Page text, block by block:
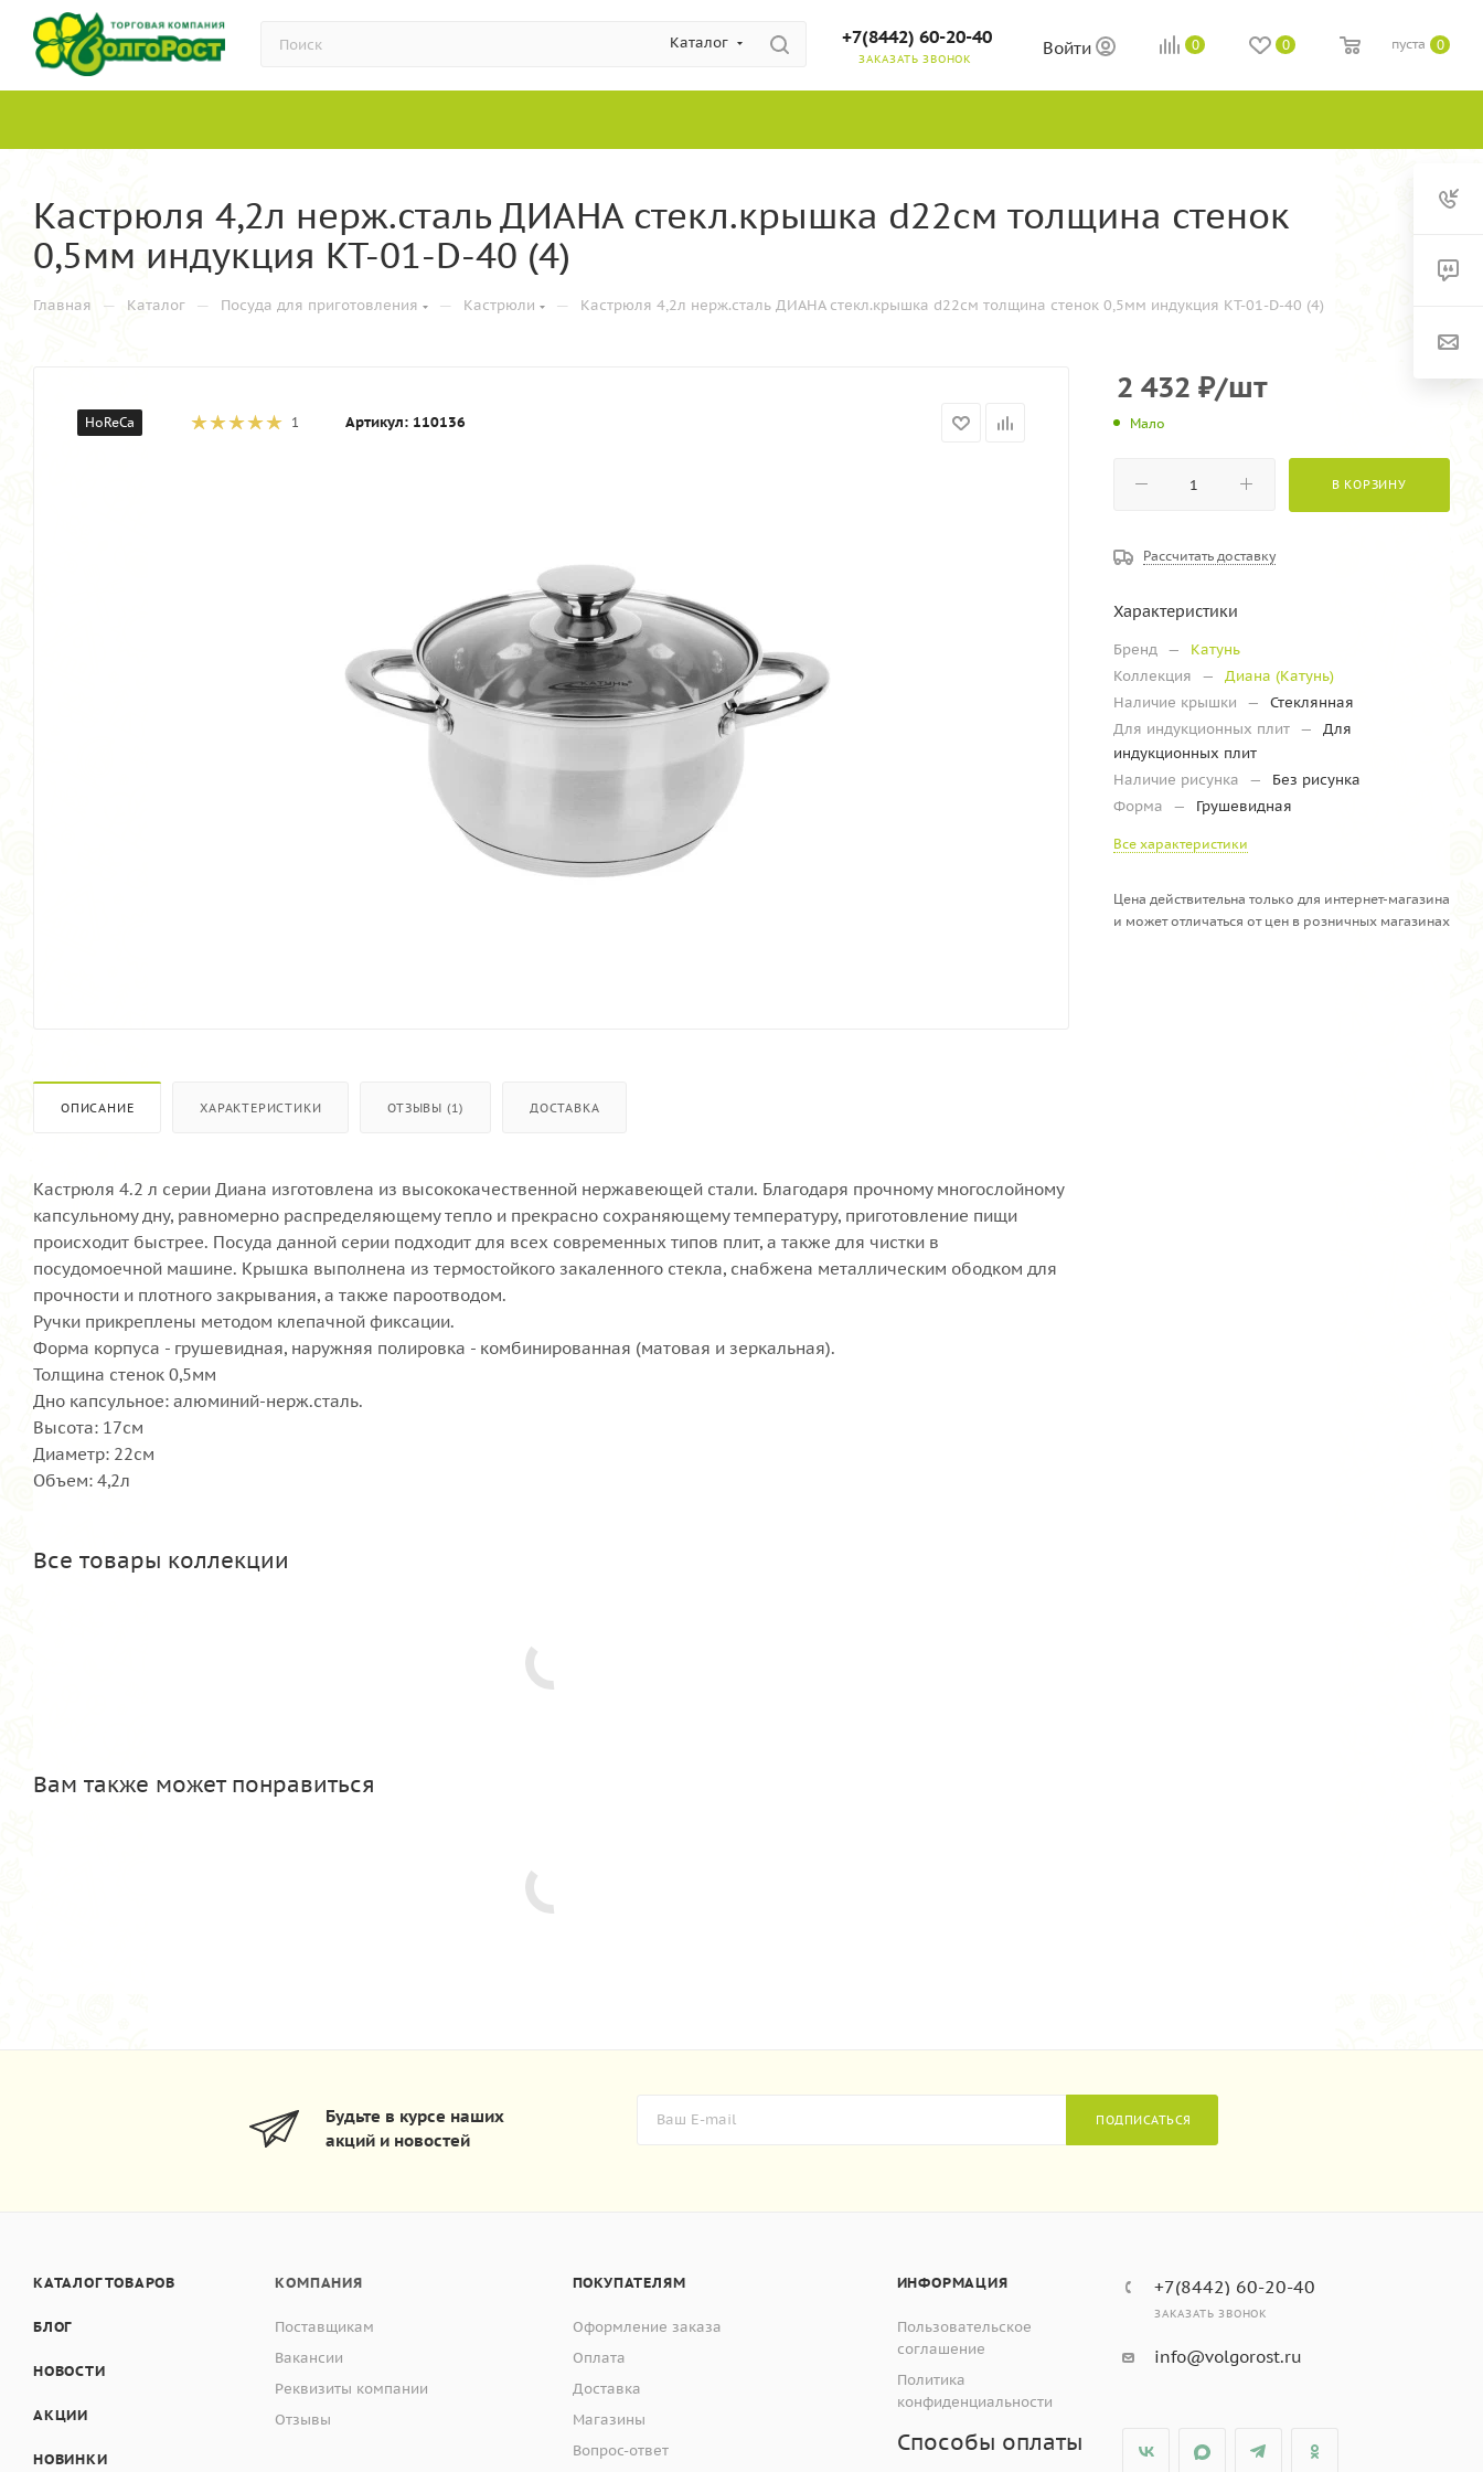
Каталог +7(8442) 60-20-40
ЗАКАЗАТЬ ЗВОНОК
Войти 0 0 0
пуста
Кастрюля 4,2л нерж.сталь ДИАНА стекл.крышка d22см толщина стенок
0,5мм индукция KT-01-D-40 (4)
Главная — Каталог — Посуда для приготовления — Кастрюли — Кастрюля 4,2л нерж.сталь ДИАНА стекл.крышка d22см толщина стенок 0,5мм индукция KT-01-D-40 (4)
HoReCa 1 Артикул: 110136
ОПИСАНИЕ ХАРАКТЕРИСТИКИ ОТЗЫВЫ (1) ДОСТАВКА
Кастрюля 4.2 л серии Диана изготовлена из высококачественной нержавеющей стали. Благодаря прочному многослойному
капсульному дну, равномерно распределяющему тепло и прекрасно сохраняющему температуру, приготовление пищи
происходит быстрее. Посуда данной серии подходит для всех современных типов плит, а также для чистки в
посудомоечной машине. Крышка выполнена из термостойкого закаленного стекла, снабжена металлическим ободком для
прочности и плотного закрывания, а также пароотводом.
Ручки прикреплены методом клепачной фиксации.
Форма корпуса - грушевидная, наружняя полировка - комбинированная (матовая и зеркальная).
Толщина стенок 0,5мм
Дно капсульное: алюминий-нерж.сталь.
Высота: 17см
Диаметр: 22см
Объем: 4,2л
Все товары коллекции
Вам также может понравиться
2 432 ₽/шт
Мало
В КОРЗИНУ
Рассчитать доставку
Характеристики
Бренд —
Катунь
Коллекция
—
Диана (Катунь)
Наличие крышки
—
Стеклянная
Для индукционных плит —
Для
индукционных плит
Наличие рисунка
—
Без рисунка
Форма
— Грушевидная
Все характеристики
Цена действительна только для интернет-магазина
и может отличаться от цен в розничных магазинах
Будьте в курсе наших
акций и новостей
ПОДПИСАТЬСЯ
КАТАЛОГ ТОВАРОВ
БЛОГ
НОВОСТИ
АКЦИИ
НОВИНКИ
КОМПАНИЯ
Поставщикам
Вакансии
Реквизиты компании
Отзывы
ПОКУПАТЕЛЯМ
Оформление заказа
Оплата
Доставка
Магазины
Вопрос-ответ
ИНФОРМАЦИЯ
Пользовательское
соглашение
Политика
конфиденциальности
Способы оплаты
+7(8442) 60-20-40
ЗАКАЗАТЬ ЗВОНОК
info@volgorost.ru